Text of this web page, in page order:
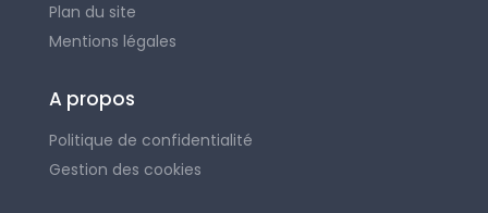
Plan du site
Mentions légales
A propos
Politique de confidentialité
Gestion des cookies